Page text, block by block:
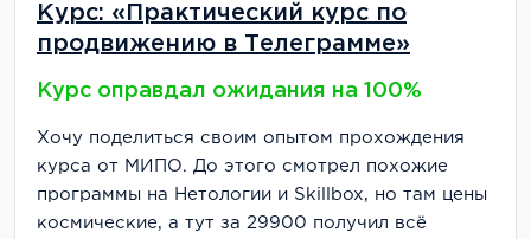
Курс: «Практический курс по
продвижению в Телеграмме»
Курс оправдал ожидания на 100%
Хочу поделиться своим опытом прохождения
курса от МИПО. До этого смотрел похожие
программы на Нетологии и Skillbox, но там цены
космические, а тут за 29900 получил всё